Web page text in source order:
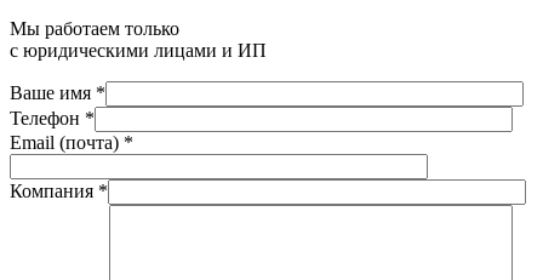
Мы работаем только
с юридическими лицами и ИП
Ваше имя *
Телефон *
Email (почта) *
Компания *